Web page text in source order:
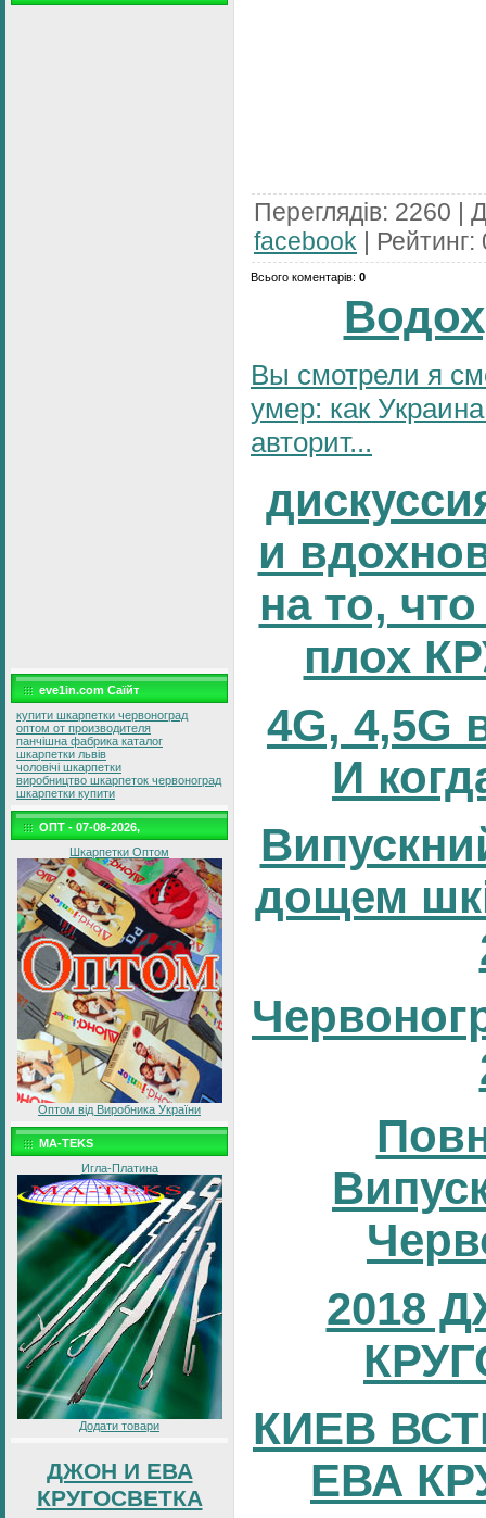
eve1in.com Саїйт
купити шкарпетки червоноград
оптом от производителя
панчішна фабрика каталог
шкарпетки львів
чоловічі шкарпетки
виробництво шкарпеток червоноград
шкарпетки купити
ОПТ - 07-08-2026,
Шкарпетки Оптом
Оптом від Виробника України
MA-TEKS
Игла-Платина
Додати товари
ДЖОН И ЕВА
КРУГОСВЕТКА
Переглядів: 2260 |
facebook | Рейтинг:
Всього коментарів: 0
Вы смотрели я
умер: как
авторит...
и
на то,
плох
4G, 4,5G
И
дощем
2018
КИЕВ
ЕВА